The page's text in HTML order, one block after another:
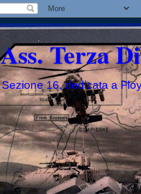
Ass. Terza
Sezione 16, dedicata a